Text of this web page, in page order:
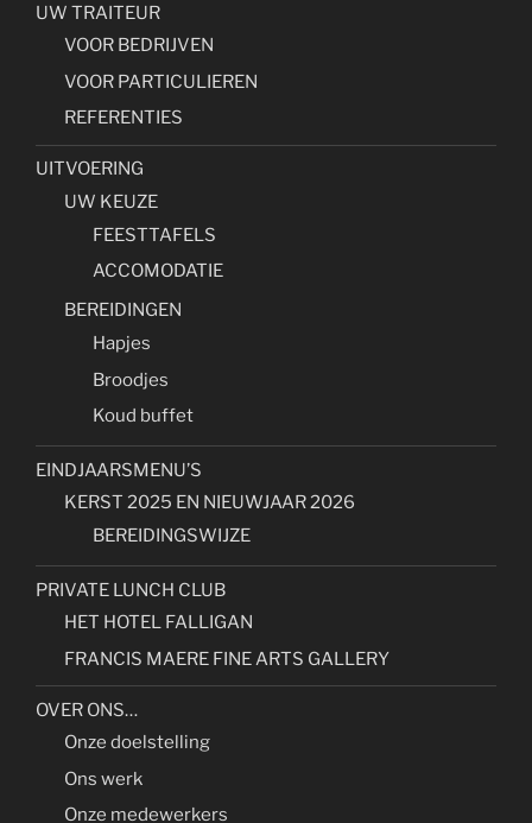
UW TRAITEUR
VOOR BEDRIJVEN
VOOR PARTICULIEREN
REFERENTIES
UITVOERING
UW KEUZE
FEESTTAFELS
ACCOMODATIE
BEREIDINGEN
Hapjes
Broodjes
Koud buffet
EINDJAARSMENU’S
KERST 2025 EN NIEUWJAAR 2026
BEREIDINGSWIJZE
PRIVATE LUNCH CLUB
HET HOTEL FALLIGAN
FRANCIS MAERE FINE ARTS GALLERY
OVER ONS…
Onze doelstelling
Ons werk
Onze medewerkers